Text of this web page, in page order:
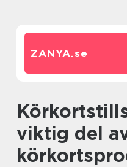
ZANYA.se
Körkortstillstånd: En
viktig del